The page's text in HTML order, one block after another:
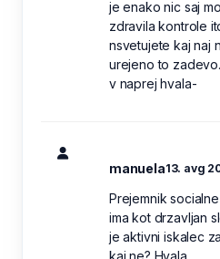
je enako nic saj
zdravila kontrole
nsvetujete kaj naj
urejeno to zadevo.
v naprej hvala-
manuela13. avg
Prejemnik
ima kot drzavljan
je aktivni iskalec
kaj ne? Hvala